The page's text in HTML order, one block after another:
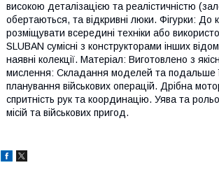
високою деталізацією та реалістичністю
обертаються, та відкривні люки. Фігурки: До
розміщувати всередині техніки або
SLUBAN сумісні з конструкторами інших
наявні колекції. Матеріал: Виготовлено з
мислення: Складання моделей та подальше
планування військових операцій. Дрібна
спритність рук та координацію. Уява та
місій та військових пригод.